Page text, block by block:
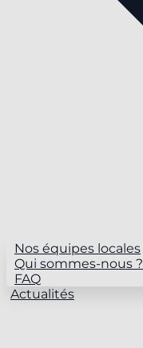
Nos équipes locales
Qui sommes-nous ?
FAQ
Actualités